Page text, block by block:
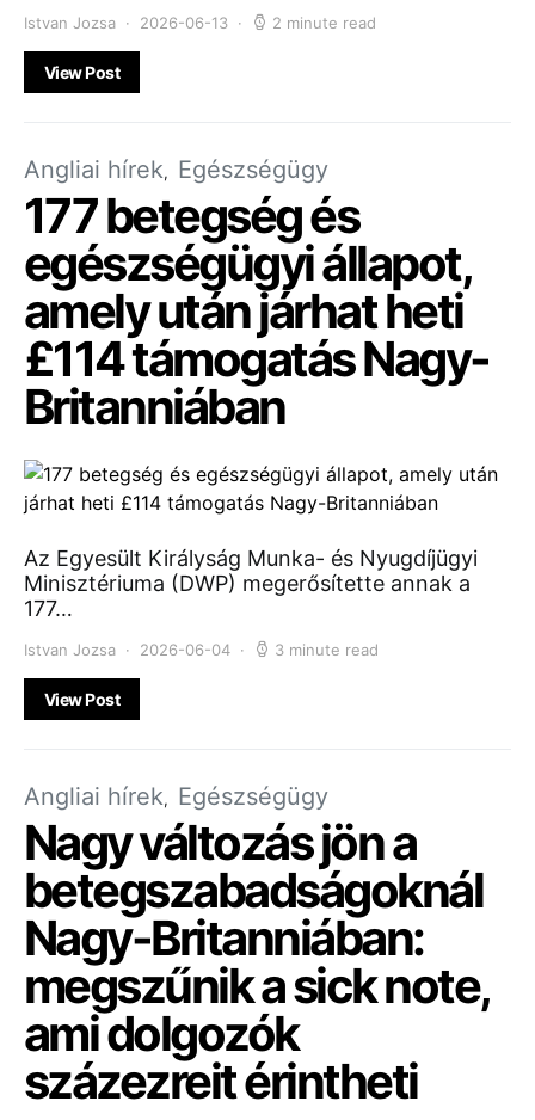
Istvan Jozsa 2026-06-13 2 minute read
View Post
Angliai hírek Egészségügy
177 betegség és
egészségügyi állapot,
amely után járhat heti
£114 támogatás Nagy-
Britanniában
Az Egyesült Királyság Munka- és Nyugdíjügyi
Minisztériuma (DWP) megerősítette annak a
177…
Istvan Jozsa 2026-06-04 3 minute read
View Post
Angliai hírek Egészségügy
Nagy változás jön a
betegszabadságoknál
Nagy-Britanniában:
megszűnik a sick note,
ami dolgozók
százezreit érintheti